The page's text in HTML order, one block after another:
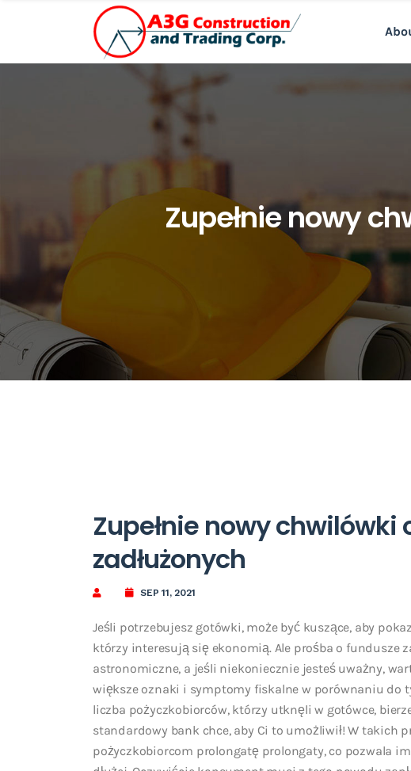
Zupełnie nowy
Zupełnie nowy chwilówki
zadłużonych
SEP 11, 2021
Jeśli potrzebujesz gotówki, może być kuszące, aby
którzy interesują się ekonomią. Ale prośba o fundusze
astronomiczne, a jeśli niekoniecznie jesteś uważny,
większe oznaki i symptomy fiskalne w porównaniu do
liczba pożyczkobiorców, którzy utknęli w gotówce,
standardowy bank chce, aby Ci to umożliwił! W takich
pożyczkobiorcom prolongatę prolongaty, co pozwala